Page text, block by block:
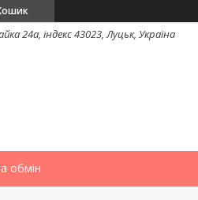
24а, індекс 43023, Луцьк, Україна
обмін